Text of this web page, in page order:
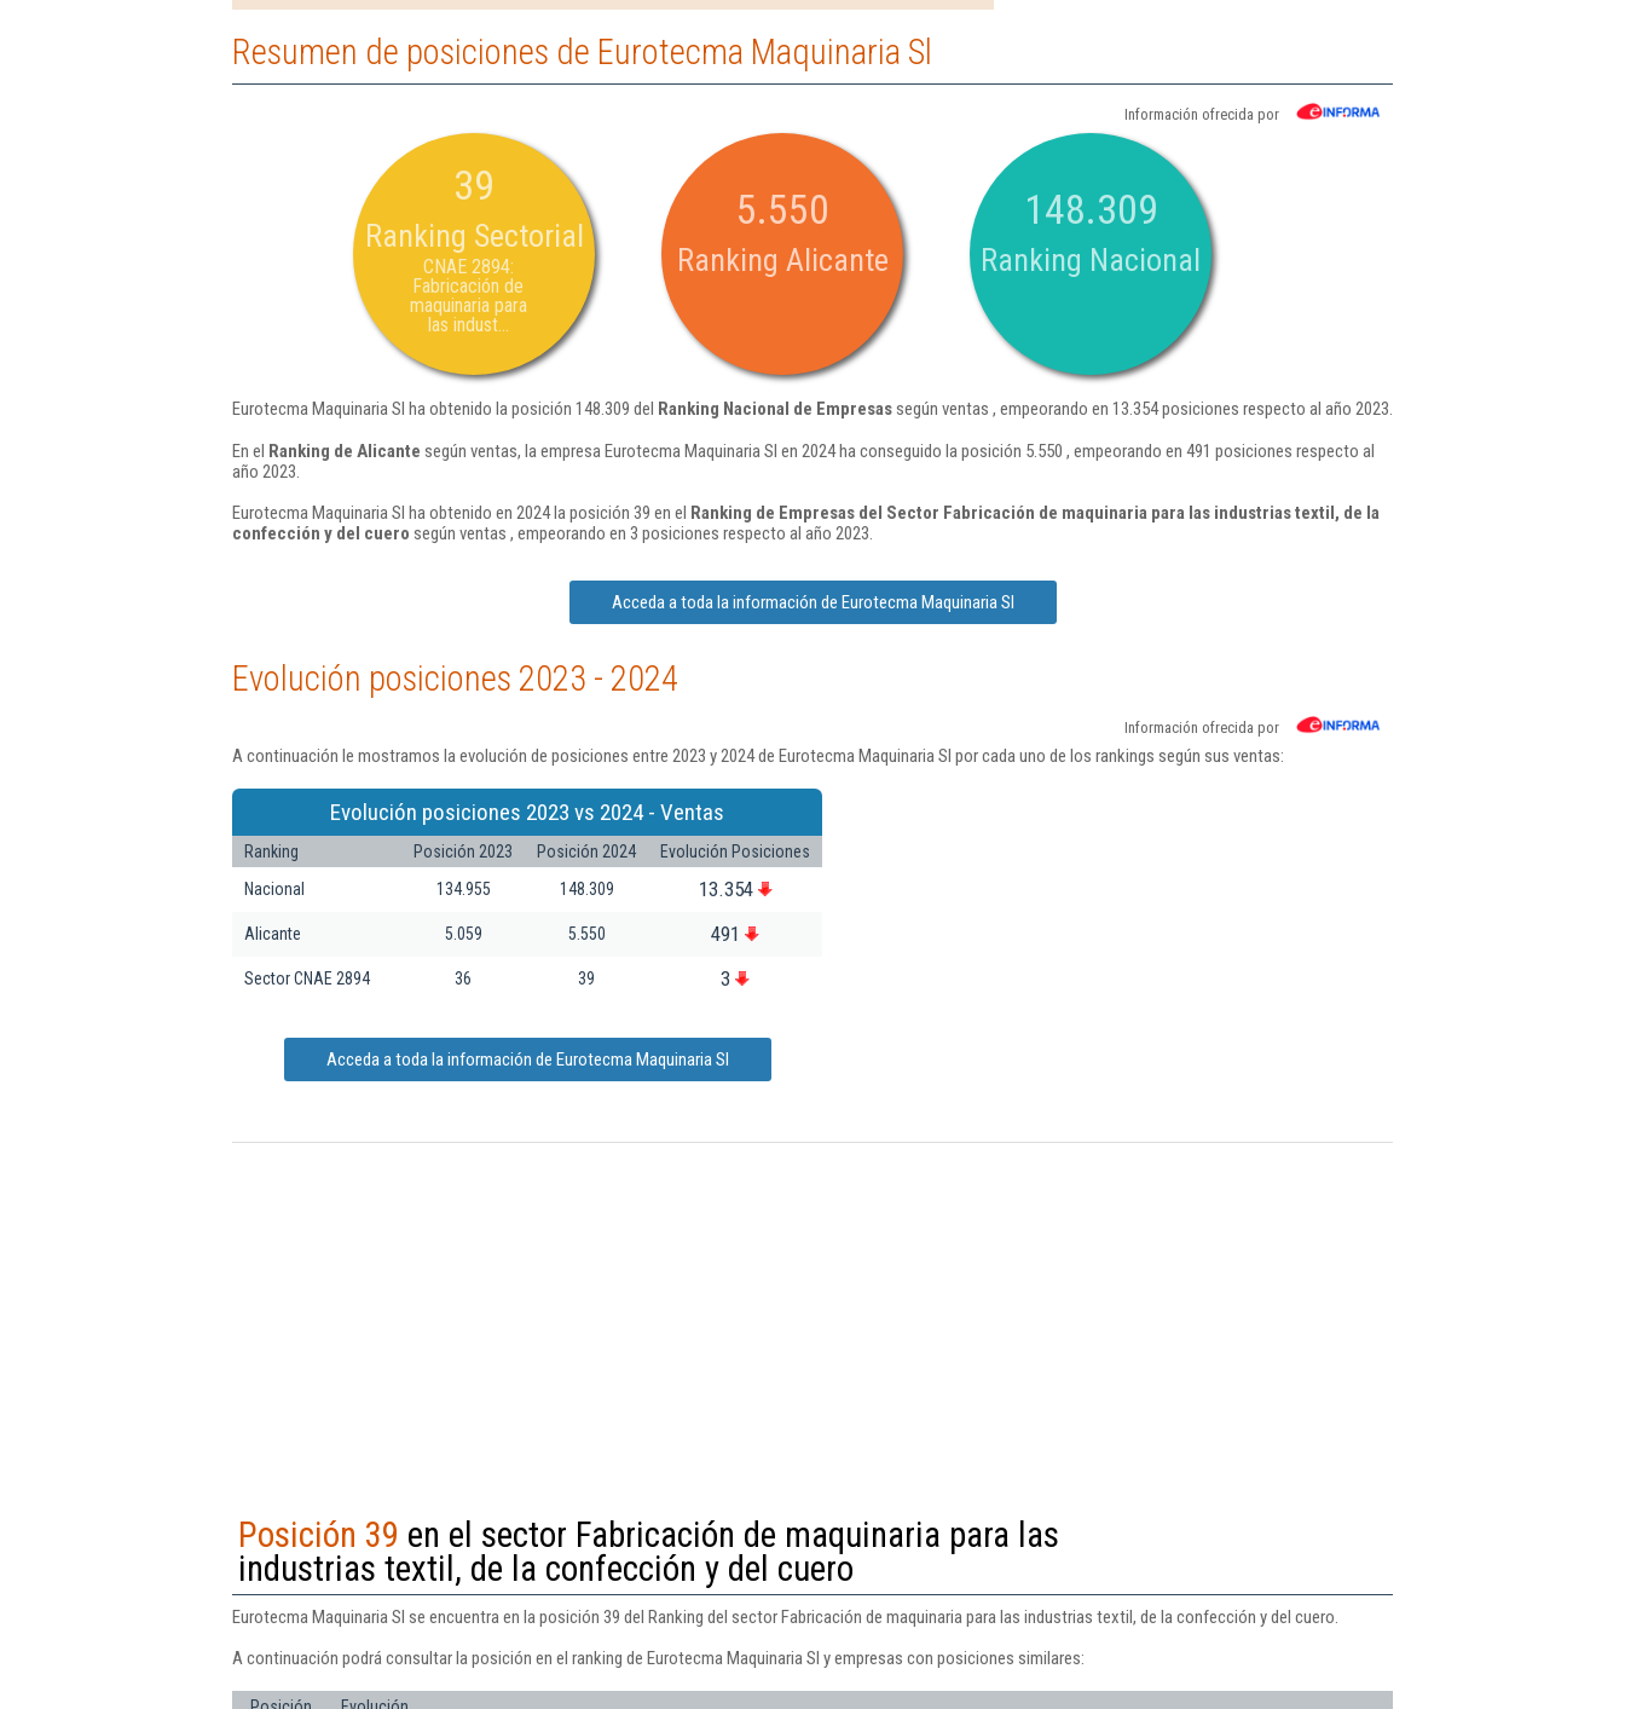
Resumen de posiciones de Eurotecma Maquinaria Sl
Información ofrecida por
39
Ranking Sectorial
CNAE 2894:
Fabricación de
maquinaria para
las indust...
5.550
Ranking Alicante
148.309
Ranking Nacional
Eurotecma Maquinaria Sl ha obtenido la posición 148.309 del Ranking Nacional de Empresassegún ventas , empeorando en 13.354 posiciones respecto al año 2023.
En el Ranking de Alicante según ventas, la empresa Eurotecma Maquinaria Sl en 2024 ha conseguido la posición 5.550 , empeorando en 491 posiciones respecto al
año 2023.
Eurotecma Maquinaria Sl ha obtenido en 2024 la posición 39 en el Ranking de Empresas del Sector Fabricación de maquinaria para las industrias textil, de la
confección y del cuero según ventas , empeorando en 3 posiciones respecto al año 2023.
Acceda a toda la información de Eurotecma Maquinaria Sl
Evolución posiciones 2023 - 2024
Información ofrecida por
A continuación le mostramos la evolución de posiciones entre 2023 y 2024 de Eurotecma Maquinaria Sl por cada uno de los rankings según sus ventas:
Evolución posiciones 2023 vs 2024 - Ventas
Ranking Posición 2023 Posición 2024
Evolución Posiciones
Nacional
134.955 148.309 13.354
Alicante 5.059 5.550 491
Sector CNAE 2894 36 39 3
Acceda a toda la información de Eurotecma Maquinaria Sl
Posición 39 en el sector Fabricación de maquinaria para las
industrias textil, de la confección y del cuero
Eurotecma Maquinaria Sl se encuentra en la posición 39 del Ranking del sector Fabricación de maquinaria para las industrias textil, de la confección y del cuero.
A continuación podrá consultar la posición en el ranking de Eurotecma Maquinaria Sl y empresas con posiciones similares: